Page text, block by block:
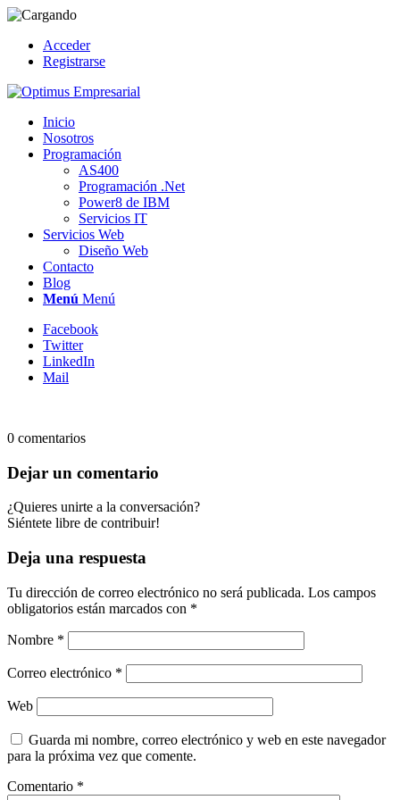
Acceder
Registrarse
Inicio
Nosotros
Programación
AS400
Programación .Net
Power8 de IBM
Servicios IT
Servicios Web
Diseño Web
Contacto
Blog
Menú Menú
Facebook
Twitter
LinkedIn
Mail
0 comentarios
Dejar un comentario
¿Quieres unirte a la conversación?
Siéntete libre de contribuir!
Deja una respuesta
Tu dirección de correo electrónico no será publicada. Los campos
obligatorios están marcados con *
Nombre *
Correo electrónico *
Web
Guarda mi nombre, correo electrónico y web en este navegador
para la próxima vez que comente.
Comentario *